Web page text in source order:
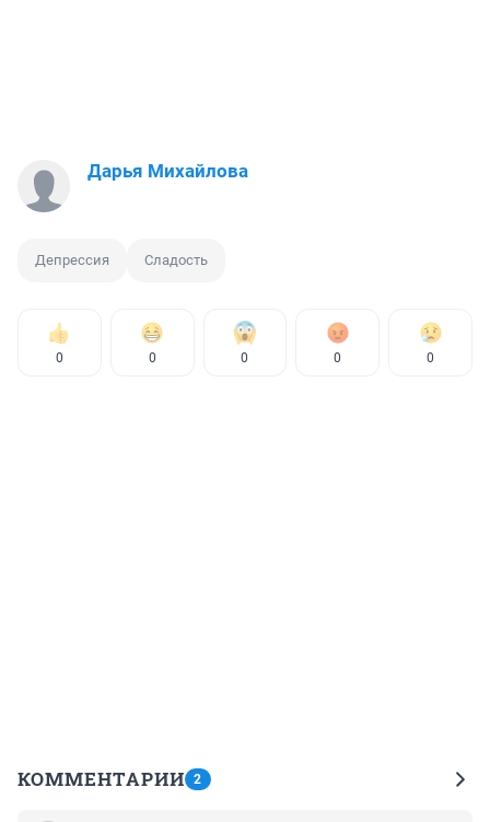
Дарья Михайлова
Депрессия Сладость
0 0 0 0 0
КОММЕНТАРИИ 2